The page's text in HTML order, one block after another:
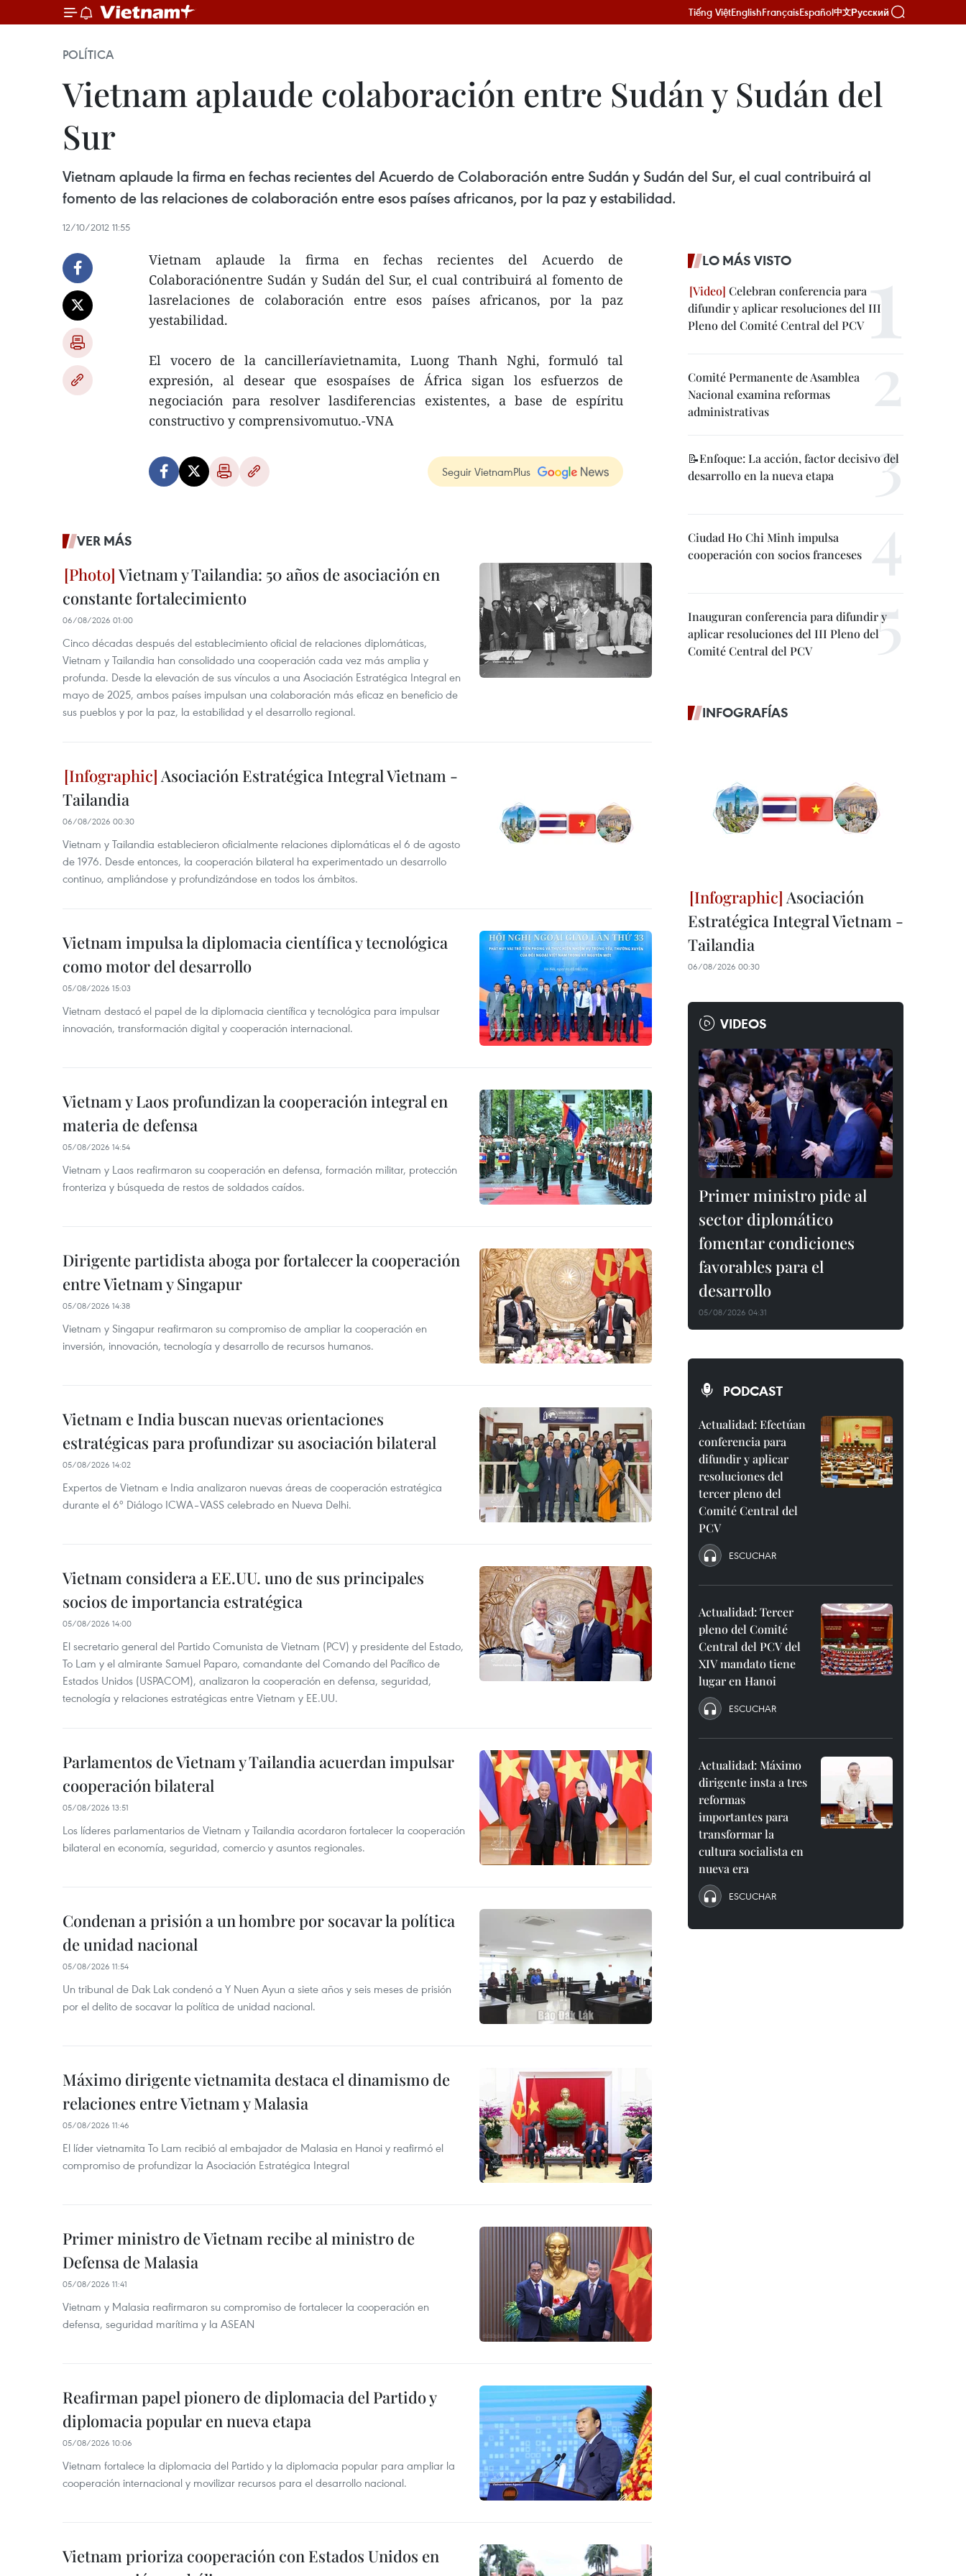
Tiếng ViệtEnglishFrançaisEspañol中文Русский
POLÍTICA
Vietnam aplaude colaboración entre Sudán y Sudán del
Sur
Vietnam aplaude la firma en fechas recientes del Acuerdo de Colaboración entre Sudán y Sudán del Sur, el cual contribuirá al
fomento de las relaciones de colaboración entre esos países africanos, por la paz y estabilidad.
12/10/2012 11:55
Vietnam aplaude la firma en fechas recientes del Acuerdo de
Colaboraciónentre Sudán y Sudán del Sur, el cual contribuirá al fomento de
lasrelaciones de colaboración entre esos países africanos, por la paz
yestabilidad.
El vocero de la cancilleríavietnamita, Luong Thanh Nghi, formuló tal
expresión, al desear que esospaíses de África sigan los esfuerzos de
negociación para resolver lasdiferencias existentes, a base de espíritu
constructivo y comprensivomutuo.-VNA
Seguir VietnamPlus
VER MÁS
Vietnam y Tailandia: 50 años de asociación en
constante fortalecimiento
06/08/2026 01:00
Cinco décadas después del establecimiento oficial de relaciones diplomáticas,
Vietnam y Tailandia han consolidado una cooperación cada vez más amplia y
profunda. Desde la elevación de sus vínculos a una Asociación Estratégica Integral en
mayo de 2025, ambos países impulsan una colaboración más eficaz en beneficio de
sus pueblos y por la paz, la estabilidad y el desarrollo regional.
Asociación Estratégica Integral Vietnam -
Tailandia
06/08/2026 00:30
Vietnam y Tailandia establecieron oficialmente relaciones diplomáticas el 6 de agosto
de 1976. Desde entonces, la cooperación bilateral ha experimentado un desarrollo
continuo, ampliándose y profundizándose en todos los ámbitos.
Vietnam impulsa la diplomacia científica y tecnológica
como motor del desarrollo
05/08/2026 15:03
Vietnam destacó el papel de la diplomacia científica y tecnológica para impulsar
innovación, transformación digital y cooperación internacional.
Vietnam y Laos profundizan la cooperación integral en
materia de defensa
05/08/2026 14:54
Vietnam y Laos reafirmaron su cooperación en defensa, formación militar, protección
fronteriza y búsqueda de restos de soldados caídos.
Dirigente partidista aboga por fortalecer la cooperación
entre Vietnam y Singapur
05/08/2026 14:38
Vietnam y Singapur reafirmaron su compromiso de ampliar la cooperación en
inversión, innovación, tecnología y desarrollo de recursos humanos.
Vietnam e India buscan nuevas orientaciones
estratégicas para profundizar su asociación bilateral
05/08/2026 14:02
Expertos de Vietnam e India analizaron nuevas áreas de cooperación estratégica
durante el 6º Diálogo ICWA–VASS celebrado en Nueva Delhi.
Vietnam considera a EE.UU. uno de sus principales
socios de importancia estratégica
05/08/2026 14:00
El secretario general del Partido Comunista de Vietnam (PCV) y presidente del Estado,
To Lam y el almirante Samuel Paparo, comandante del Comando del Pacífico de
Estados Unidos (USPACOM), analizaron la cooperación en defensa, seguridad,
tecnología y relaciones estratégicas entre Vietnam y EE.UU.
Parlamentos de Vietnam y Tailandia acuerdan impulsar
cooperación bilateral
05/08/2026 13:51
Los líderes parlamentarios de Vietnam y Tailandia acordaron fortalecer la cooperación
bilateral en economía, seguridad, comercio y asuntos regionales.
Condenan a prisión a un hombre por socavar la política
de unidad nacional
05/08/2026 11:54
Un tribunal de Dak Lak condenó a Y Nuen Ayun a siete años y seis meses de prisión
por el delito de socavar la política de unidad nacional.
Máximo dirigente vietnamita destaca el dinamismo de
relaciones entre Vietnam y Malasia
05/08/2026 11:46
El líder vietnamita To Lam recibió al embajador de Malasia en Hanoi y reafirmó el
compromiso de profundizar la Asociación Estratégica Integral
Primer ministro de Vietnam recibe al ministro de
Defensa de Malasia
05/08/2026 11:41
Vietnam y Malasia reafirmaron su compromiso de fortalecer la cooperación en
defensa, seguridad marítima y la ASEAN
Reafirman papel pionero de diplomacia del Partido y
diplomacia popular en nueva etapa
05/08/2026 10:06
Vietnam fortalece la diplomacia del Partido y la diplomacia popular para ampliar la
cooperación internacional y movilizar recursos para el desarrollo nacional.
Vietnam prioriza cooperación con Estados Unidos en
LO MÁS VISTO
Celebran conferencia para
difundir y aplicar resoluciones del III
Pleno del Comité Central del PCV
Comité Permanente de Asamblea
Nacional examina reformas
administrativas
📝Enfoque: La acción, factor decisivo del
desarrollo en la nueva etapa
Ciudad Ho Chi Minh impulsa
cooperación con socios franceses
Inauguran conferencia para difundir y
aplicar resoluciones del III Pleno del
Comité Central del PCV
INFOGRAFÍAS
Asociación
Estratégica Integral Vietnam -
Tailandia
06/08/2026 00:30
VIDEOS
Primer ministro pide al
sector diplomático
fomentar condiciones
favorables para el
desarrollo
05/08/2026 04:31
PODCAST
Actualidad: Efectúan
conferencia para
difundir y aplicar
resoluciones del
tercer pleno del
Comité Central del
PCV
ESCUCHAR
Actualidad: Tercer
pleno del Comité
Central del PCV del
XIV mandato tiene
lugar en Hanoi
ESCUCHAR
Actualidad: Máximo
dirigente insta a tres
reformas
importantes para
transformar la
cultura socialista en
nueva era
ESCUCHAR